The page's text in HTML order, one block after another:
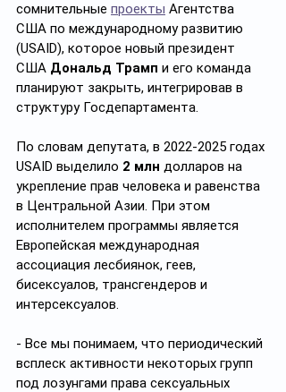
сомнительные проекты Агентства
США по международному развитию
(USAID), которое новый президент
США Дональд Трамп и его команда
планируют закрыть, интегрировав в
структуру Госдепартамента.
По словам депутата, в 2022-2025 годах
USAID выделило 2 млн долларов на
укрепление прав человека и равенства
в Центральной Азии. При этом
исполнителем программы является
Европейская международная
ассоциация лесбиянок, геев,
бисексуалов, трансгендеров и
интерсексуалов.
- Все мы понимаем, что периодический
всплеск активности некоторых групп
под лозунгами права сексуальных